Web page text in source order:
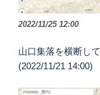
2022/11/25 12:00
山口集落を横断し
(2022/11/21 14:00)